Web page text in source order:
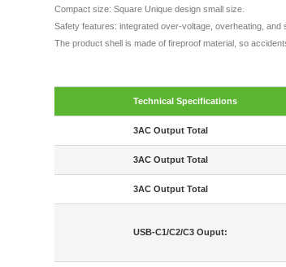
Compact size: Square Unique design small size.
Safety features: integrated over-voltage, overheating,
The product shell is made of fireproof material, so
Technical Specifications
3AC Output Total
3AC Output Total
3AC Output Total
USB-C1/C2/C3 Ouput: